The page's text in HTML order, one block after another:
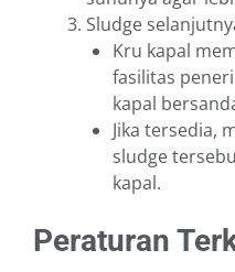
Sludge
Kru kapal
fasilitas
kapal
Jika tersedia,
sludge
kapal.
Peraturan